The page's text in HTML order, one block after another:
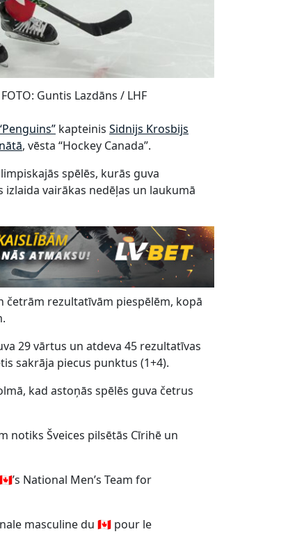
Guntis Lazdāns / LHF
kapteinis Sidnijs Krosbijs
, vēsta “Hockey Canada”.
spēlēs, kurās guva
vairākas nedēļas un laukumā
četrām rezultatīvām piespēlēm, kopā
29 vārtus un atdeva 45 rezultatīvas
sakrāja piecus punktus (1+4).
kad astoņās spēlēs guva četrus
notiks Šveices pilsētās Cīrihē un
National Men’s Team for
masculine du 🇨🇦 pour le